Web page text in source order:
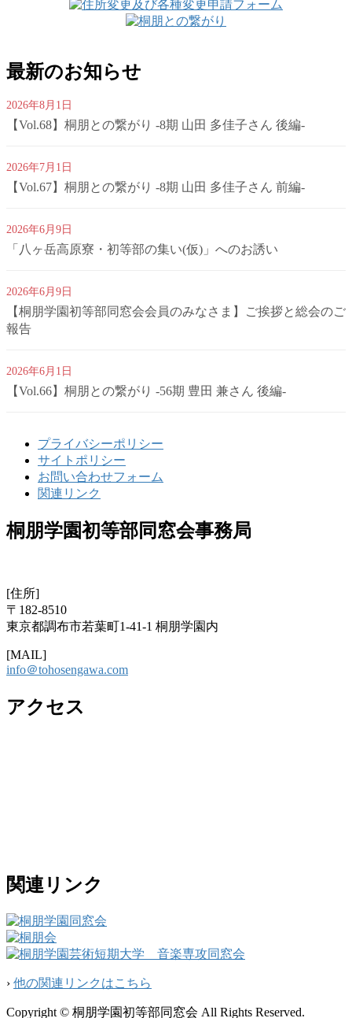
最新のお知らせ
2026年8月1日
【Vol.68】桐朋との繋がり -8期 山田 多佳子さん 後編-
2026年7月1日
【Vol.67】桐朋との繋がり -8期 山田 多佳子さん 前編-
2026年6月9日
「八ヶ岳高原寮・初等部の集い(仮)」へのお誘い
2026年6月9日
【桐朋学園初等部同窓会会員のみなさま】ご挨拶と総会のご
報告
2026年6月1日
【Vol.66】桐朋との繋がり -56期 豊田 兼さん 後編-
プライバシーポリシー
サイトポリシー
お問い合わせフォーム
関連リンク
桐朋学園初等部同窓会事務局
[住所]
〒182-8510
東京都調布市若葉町1-41-1 桐朋学園内
[MAIL]
info＠tohosengawa.com
アクセス
関連リンク
› 他の関連リンクはこちら
Copyright © 桐朋学園初等部同窓会 All Rights Reserved.